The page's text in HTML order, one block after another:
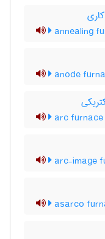
annealing
anode
arc furnace
arc-image
asarco